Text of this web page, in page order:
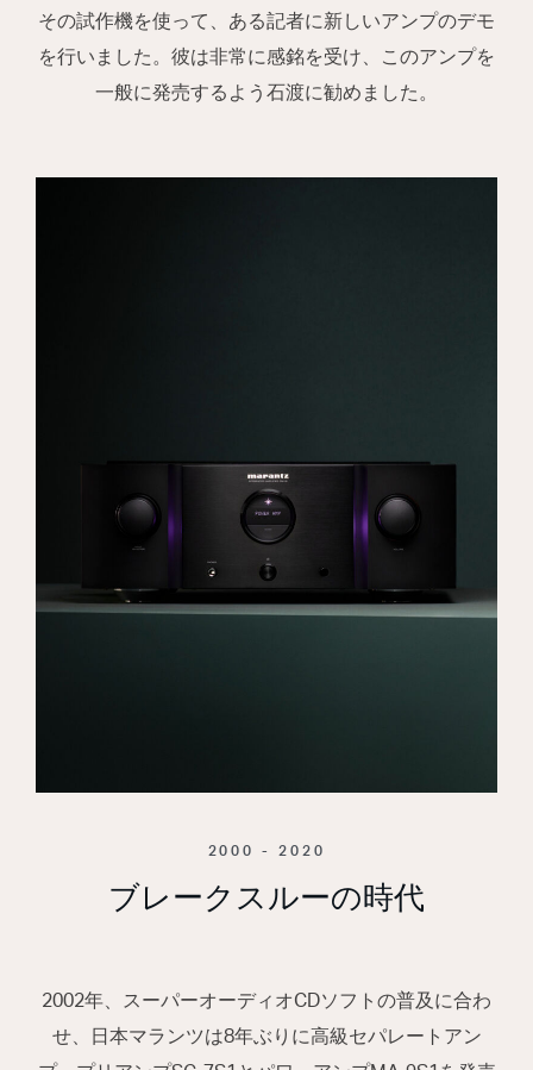
その試作機を使って、ある記者に新しいアンプのデモ
を行いました。彼は非常に感銘を受け、このアンプを
一般に発売するよう石渡に勧めました。
2000 - 2020
ブレークスルーの時代
2002年、スーパーオーディオCDソフトの普及に合わ
せ、日本マランツは8年ぶりに高級セパレートアン